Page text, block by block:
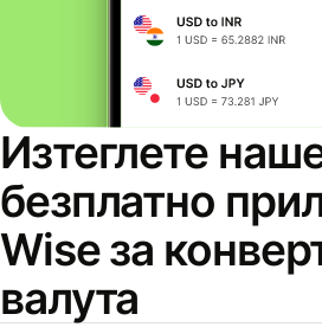
Изтеглете
безплатно
Wise за
валута